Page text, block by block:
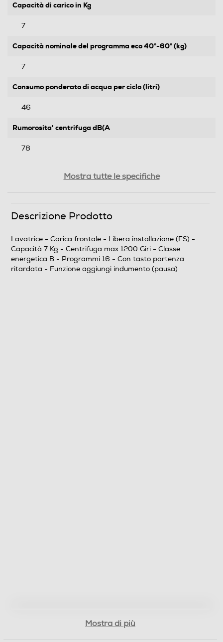
Capacità di carico in Kg
7
Capacità nominale del programma eco 40°-60° (kg)
7
Consumo ponderato di acqua per ciclo (litri)
46
Rumorosita' centrifuga dB(A
78
Durata programma Eco 40-60 alla capacità nominale
(ore,min)
Programma stiro facile
Mostra tutte le specifiche
Descrizione Prodotto
Lavatrice - Carica frontale - Libera installazione (FS) -
Capacità 7 Kg - Centrifuga max 1200 Giri - Classe
energetica B - Programmi 16 - Con tasto partenza
ritardata - Funzione aggiungi indumento (pausa)
Mostra di più